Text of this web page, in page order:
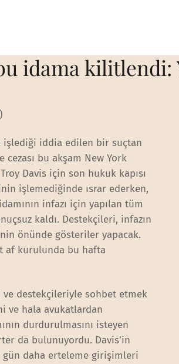
idama kilitlendi:
işlediği iddia edilen bir suçtan
bu akşam New York
Davis için son hukuk kapısı
işlemediğinde ısrar ederken,
infazı için yapılan tüm
kaldı. Destekçileri, infazın
önünde gösteriler yapacak.
af kurulunda bu hafta
ve destekçileriyle sohbet etmek
ve hala avukatlardan
durdurulmasını isteyen
da bulunuyordu. Davis’in
gün daha erteleme girişimleri